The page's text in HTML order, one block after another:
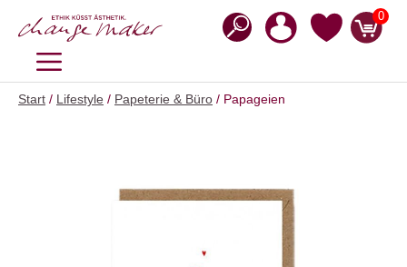
Inhalt
0
MENÜ
Start / Lifestyle / Papeterie & Büro / Papageien